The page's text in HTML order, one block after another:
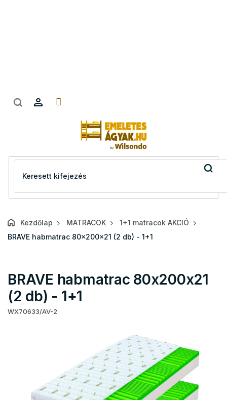
Kezdőlap MATRACOK
1+1 matracok AKCIÓ
BRAVE habmatrac 80x200x21 (2 db) - 1+1
BRAVE habmatrac 80x200x21
(2 db) - 1+1
WX70633/AV-2